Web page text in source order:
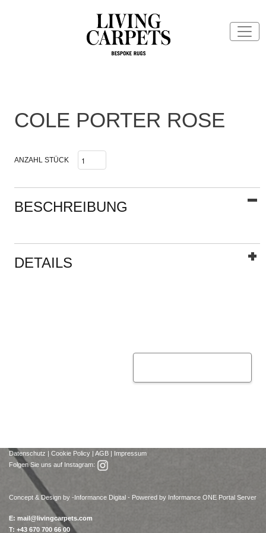
COLE PORTER ROSE
ANZAHL STÜCK
BESCHREIBUNG
DETAILS
Datenschutz | Cookie Policy | AGB | Impressum
Folgen Sie uns auf Instagram:
Concept & Design by -Informance Digital - Powered by Informance ONE Portal Server
E: mail@livingcarpets.com
T: +43 670 700 66 00